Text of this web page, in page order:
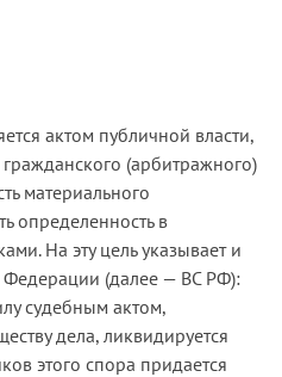
актом публичной власти,
(арбитражного)
материального
определенность в
На эту цель указывает и
(далее — ВС РФ):
судебным актом,
дела, ликвидируется
этого спора придается